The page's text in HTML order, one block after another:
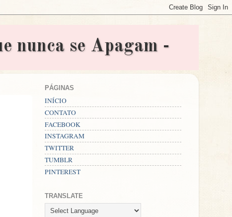
nunca se Apagam -
PÁGINAS
INÍCIO
CONTATO
FACEBOOK
INSTAGRAM
TWITTER
TUMBLR
PINTEREST
TRANSLATE